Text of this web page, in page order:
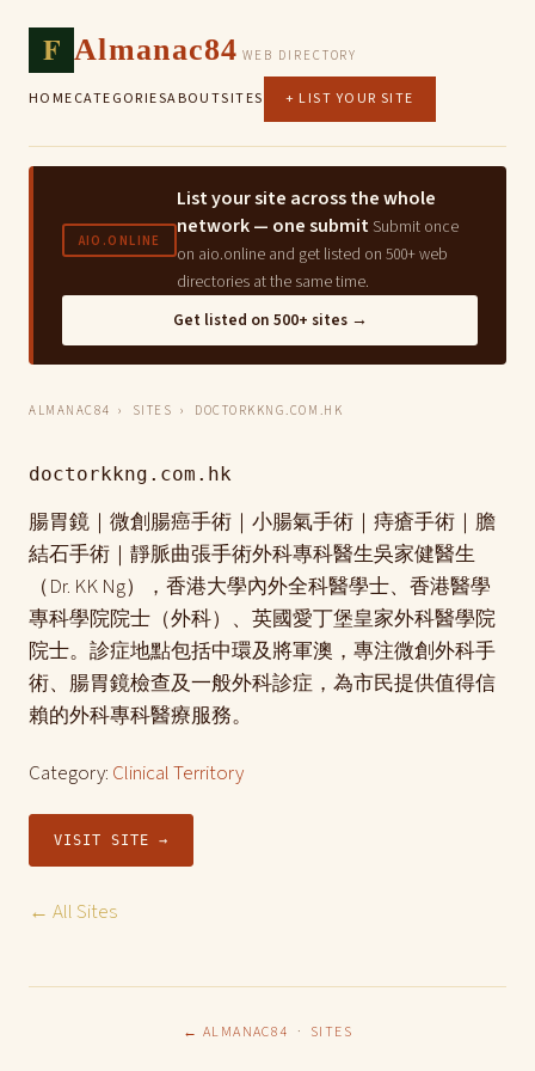
F Almanac84 WEB DIRECTORY
HOMECATEGORIESABOUTSITES + LIST YOUR SITE
AIO.ONLINE
List your site across the whole
network — one submit Submit once
on aio.online and get listed on 500+ web
directories at the same time.
Get listed on 500+ sites →
ALMANAC84 › SITES › DOCTORKKNG.COM.HK
doctorkkng.com.hk
腸胃鏡｜微創腸癌手術｜小腸氣手術｜痔瘡手術｜膽
結石手術｜靜脈曲張手術外科專科醫生吳家健醫生
（Dr. KK Ng），香港大學內外全科醫學士、香港醫學
專科學院院士（外科）、英國愛丁堡皇家外科醫學院
院士。診症地點包括中環及將軍澳，專注微創外科手
術、腸胃鏡檢查及一般外科診症，為市民提供值得信
賴的外科專科醫療服務。
Category: Clinical Territory
VISIT SITE →
← All Sites
← ALMANAC84 · SITES